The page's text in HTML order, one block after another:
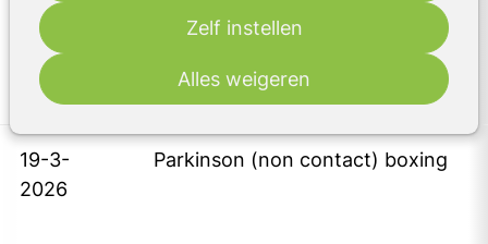
Zelf instellen
Alles weigeren
19-2-
2026
Autorijden en Parkinson
19-3-
2026
Parkinson (non contact) boxing